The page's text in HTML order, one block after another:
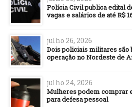
Polícia Civil publica edital
vagas e salários de até R$
julho 26, 2026
Dois policiais militares são
operação no Nordeste de
julho 24, 2026
Mulheres podem comprar
para defesa pessoal